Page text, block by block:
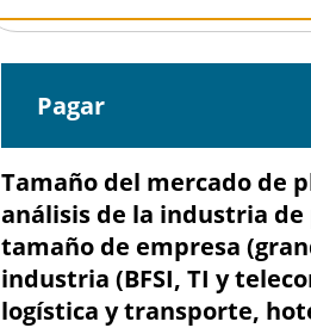
Pagar
Tamaño del mercado de
análisis de la industria
tamaño de empresa
industria (BFSI, TI y
logística y transporte,